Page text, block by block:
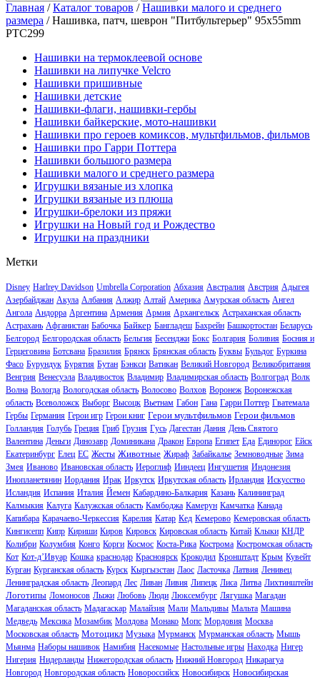
Главная /Каталог товаров /Нашивки малого и среднего
размера /Нашивка, патч, шеврон "Питбультерьер" 95x55mm
PTC299
Нашивки на термоклеевой основе
Нашивки на липучке Velcro
Нашивки пришивные
Нашивки детские
Нашивки-флаги, нашивки-гербы
Нашивки байкерские, мото-нашивки
Нашивки про героев комиксов, мультфильмов, фильмов
Нашивки про Гарри Поттера
Нашивки большого размера
Нашивки малого и среднего размера
Игрушки вязаные из хлопка
Игрушки вязаные из плюша
Игрушки-брелоки из пряжи
Игрушки на Новый год и Рождество
Игрушки на праздники
Метки
Disney Harlrey Davidson Umbrella Corporation Абхазия Австралия Австрия Адыгея
Азербайджан Акула Албания Алжир Алтай Америка Амурская область Ангел
Ангола Андорра Аргентина Армения Армия Архангельск Астраханская область
Астрахань Афганистан Бабочка Байкер Бангладеш Бахрейн Башкортостан Беларусь
Белгород Белгородская область Бельгия Бесенджи Бокс Болгария Боливия Босния и
Герцеговина Ботсвана Бразилия Брянск Брянская область Буквы Бульдог Буркина
Фасо Бурундук Бурятия Бутан Бэнкси Ватикан Великий Новгород Великобритания
Венгрия Венесуэла Владивосток Владимир Владимирская область Волгоград Волк
Волна Вологда Вологодская область Волосово Волхов Воронеж Воронежская
область Всеволожск Выборг Высоцк Вьетнам Габон Гана Гарри Поттер Гватемала
Гербы Германия Герои игр Герои книг Герои мультфильмов Герои фильмов
Голландия Голубь Греция Гриб Грузия Гусь Дагестан Дания День Святого
Валентина Деньги Динозавр Доминикана Дракон Европа Египет Еда Единорог Ейск
Екатеринбург Елец ЕС Жесты Животные Жираф Забайкалье Земноводные Зима
Змея Иваново Ивановская область Иероглиф Ииндеец Ингушетия Индонезия
Инопланетянин Иордания Ирак Иркутск Иркутская область Ирландия Искусство
Исландия Испания Италия Йемен Кабардино-Балкария Казань Калининград
Калмыкия Калуга Калужская область Камбоджа Камерун Камчатка Канада
Капибара Карачаево-Черкессия Карелия Катар Кед Кемерово Кемеровская область
Кингисепп Кипр Кириши Киров Кировск Кировская область Китай Клыки КНДР
Колибри Колумбия Конго Корги Космос Коста-Рика Кострома Костромская область
Кот Кот-д’Ивуар Кошка краснодар Красноярск Крокодил Кронштадт Крым Кувейт
Курган Курганская область Курск Кыргызстан Лаос Ласточка Латвия Ленивец
Ленинградская область Леопард Лес Ливан Ливия Липецк Лиса Литва Лихтинштейн
Логотипы Ломоносов Лыжи Любовь Люди Люксембург Лягушка Магадан
Магаданская область Мадагаскар Малайзия Мали Мальдивы Мальта Машина
Медведь Мексика Мозамбик Молдова Монако Мопс Мордовия Москва
Московская область Мотоцикл Музыка Мурманск Мурманская область Мышь
Мьянма Наборы нашивок Намибия Насекомые Настольные игры Находка Нигер
Нигерия Нидерланды Нижегородская область Нижний Новгород Никарагуа
Новгород Новгородская область Новороссийск Новосибирск Новосибирская